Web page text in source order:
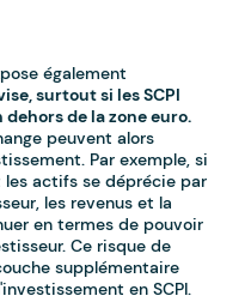
également
surtout si les SCPI
de la zone euro.
peuvent alors
Par exemple, si
actifs se déprécie par
les revenus et la
en termes de pouvoir
Ce risque de
supplémentaire
en SCPI.